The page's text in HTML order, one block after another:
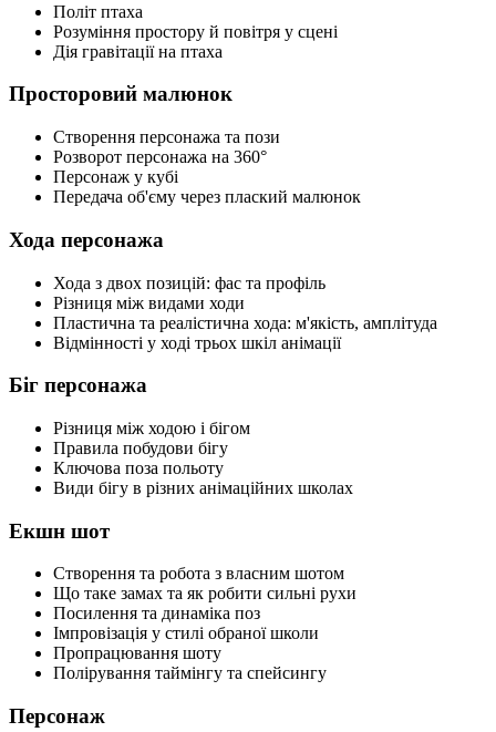
Політ птаха
Розуміння простору й повітря у сцені
Дія гравітації на птаха
Просторовий малюнок
Створення персонажа та пози
Розворот персонажа на 360°
Персонаж у кубі
Передача об'єму через плаский малюнок
Хода персонажа
Хода з двох позицій: фас та профіль
Різниця між видами ходи
Пластична та реалістична хода: м'якість, амплітуда
Відмінності у ході трьох шкіл анімації
Біг персонажа
Різниця між ходою і бігом
Правила побудови бігу
Ключова поза польоту
Види бігу в різних анімаційних школах
Екшн шот
Створення та робота з власним шотом
Що таке замах та як робити сильні рухи
Посилення та динаміка поз
Імпровізація у стилі обраної школи
Пропрацювання шоту
Полірування таймінгу та спейсингу
Персонаж